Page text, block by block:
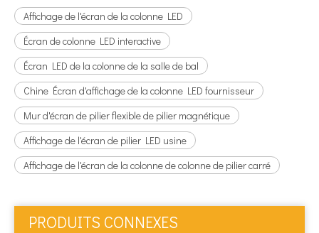
Affichage de l'écran de la colonne LED
Écran de colonne LED interactive
Écran LED de la colonne de la salle de bal
Chine Écran d'affichage de la colonne LED fournisseur
Mur d'écran de pilier flexible de pilier magnétique
Affichage de l'écran de pilier LED usine
Affichage de l'écran de la colonne de colonne de pilier carré
PRODUITS CONNEXES